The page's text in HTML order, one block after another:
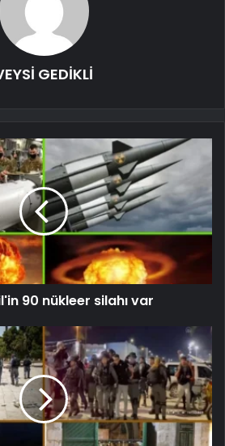
GEDİKLİ
90 nükleer silahı var